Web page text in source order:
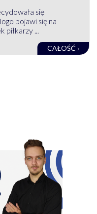
się
pojawi się na
piłkarzy ...
CAŁOŚĆ ›